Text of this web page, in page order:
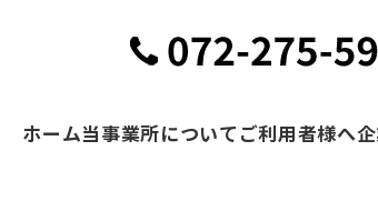
ホーム当事業所について ご利用者様へ